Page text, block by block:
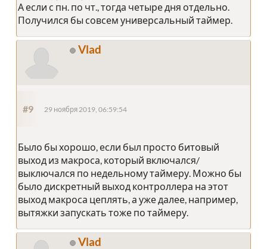
А если с пн. по чт., тогда четыре дня отдельно.
Получился бы совсем универсальный таймер.
Vlad
#9 29 ноября 2019, 06:59:54
Было бы хорошо, если был просто битовый
выход из макроса, который включался/
выключался по недельному таймеру. Можно бы
было дискретный выход контроллера на этот
выход макроса цеплять, а уже далее, например,
вытяжки запускать тоже по таймеру.
Vlad